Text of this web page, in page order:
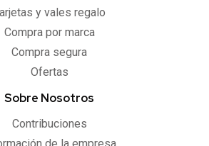
y vales regalo
Compra por marca
Compra segura
Ofertas
Sobre Nosotros
Contribuciones